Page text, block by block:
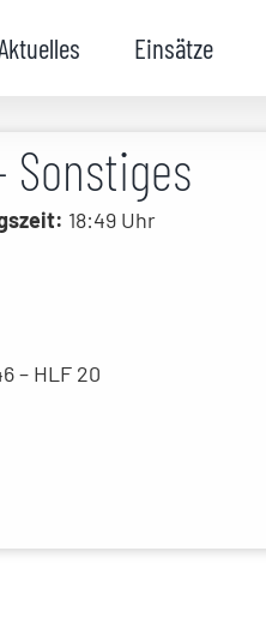
Einsätze
Sonstiges
18:49 Uhr
– HLF 20